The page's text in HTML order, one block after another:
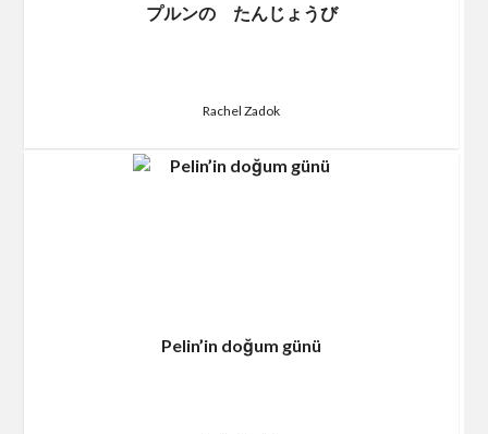
プルンの たんじょうび
Rachel Zadok
Pelin’in doğum günü